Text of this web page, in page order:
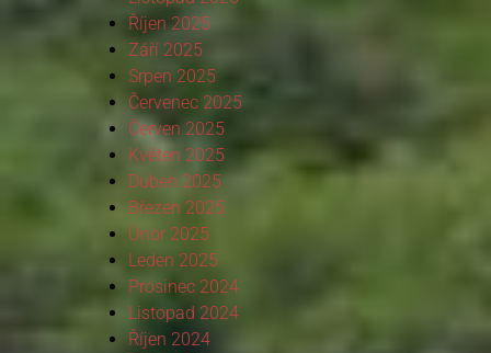
Říjen 2025
Září 2025
Srpen 2025
Červenec 2025
Červen 2025
Květen 2025
Duben 2025
Březen 2025
Únor 2025
Leden 2025
Prosinec 2024
Listopad 2024
Říjen 2024